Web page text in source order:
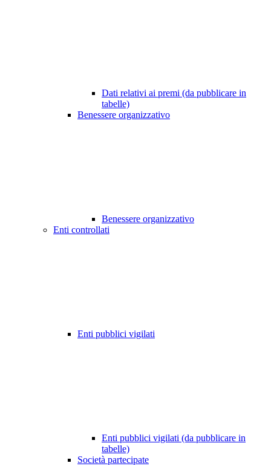
Dati relativi ai premi (da pubblicare in
tabelle)
Benessere organizzativo
Benessere organizzativo
Enti controllati
Enti pubblici vigilati
Enti pubblici vigilati (da pubblicare in
tabelle)
Società partecipate